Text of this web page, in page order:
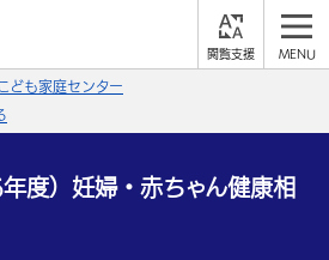
背景色
文字の大きさ
ども家庭センター
度）妊婦・赤ちゃん健康相